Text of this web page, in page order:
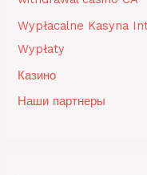
Wypłacalne Kasyna
Wypłaty
Казино
Наши партнеры